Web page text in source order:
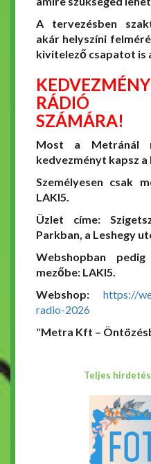
A tervezésben
akár helyszíni
kivitelező csapatot is
RÁDIÓ
SZÁMÁRA!
Most a Metránál
kedvezményt kapsz
Személyesen csak
LAKI5.
Üzlet címe:
Parkban, a Leshegy
Webshopban
mezőbe: LAKI5.
Webshop: https://
radio-2026
"Metra Kft –
Teljes